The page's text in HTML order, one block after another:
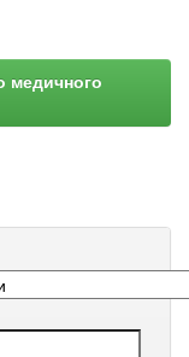
медичного